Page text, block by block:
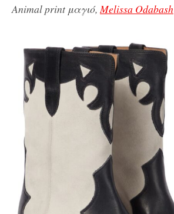
Animal print μαγιό, Melissa Odabash